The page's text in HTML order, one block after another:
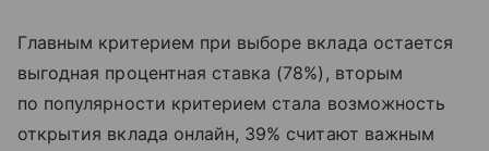
Главным критерием при выборе вклада остается
выгодная процентная ставка (78%), вторым
по популярности критерием стала возможность
открытия вклада онлайн, 39% считают важным